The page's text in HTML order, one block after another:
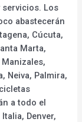
Los
abastecerán
Cúcuta,
Marta,
Neiva, Palmira,
a todo el
Denver,